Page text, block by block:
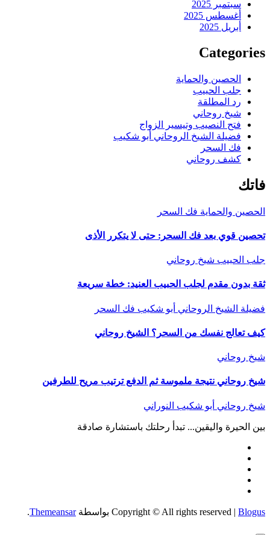
سبتمبر 2025
أغسطس 2025
أبريل 2025
Categories
الحصين والحماية
جلب الحبيب
رد المطلقة
شيخ روحاني
فتح النصيب وتيسير الزواج
فضيلة الشيخ الروحاني أبو شكيب
فك السحر
كشف روحاني
فاتك
الحصين والحماية فك السحر
تحصين قوي بعد فك السحر: حتى لا يتكرر الأذى
جلب الحبيب شيخ روحاني
ثقة بدون مقدم لجلب الحبيب العنيد: خطة سريعة
فضيلة الشيخ الروحاني أبو شكيب فك السحر
كيف تعالج نفسك من السحر؟ الشيخ روحاني
شيخ روحاني
شيخ روحاني نتيجة ملموسة ثم الدفع ترتيب مريح للطرفين
شيخ روحاني أبو شكيب النوراني
بين الحيرة واليقين... تبدأ رحلتك باستشارة صادقة
Copyright © All rights reserved | Blogus بواسطةThemeansar
.